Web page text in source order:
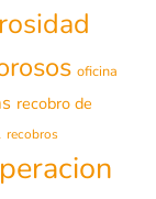
oficina
recobro de
recobros